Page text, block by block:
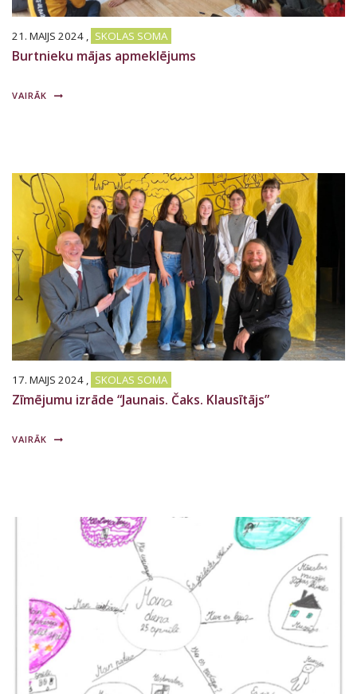
21. MAIJS 2024 , SKOLAS SOMA
Burtnieku mājas apmeklējums
VAIRĀK
17. MAIJS 2024 , SKOLAS SOMA
Zīmējumu izrāde “Jaunais. Čaks. Klausītājs”
VAIRĀK